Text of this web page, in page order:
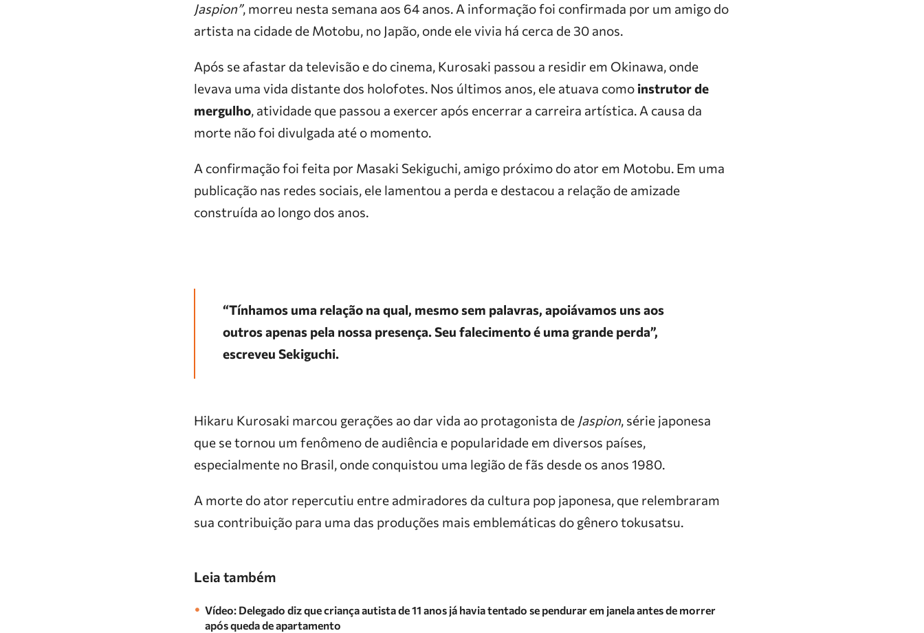
Jaspion”, morreu nesta semana aos 64 anos. A informação foi confirmada por um amigo do
artista na cidade de Motobu, no Japão, onde ele vivia há cerca de 30 anos.
Após se afastar da televisão e do cinema, Kurosaki passou a residir em Okinawa, onde
levava uma vida distante dos holofotes. Nos últimos anos, ele atuava como instrutor de
mergulho, atividade que passou a exercer após encerrar a carreira artística. A causa da
morte não foi divulgada até o momento.
A confirmação foi feita por Masaki Sekiguchi, amigo próximo do ator em Motobu. Em uma
publicação nas redes sociais, ele lamentou a perda e destacou a relação de amizade
construída ao longo dos anos.
“Tínhamos uma relação na qual, mesmo sem palavras, apoiávamos uns aos
outros apenas pela nossa presença. Seu falecimento é uma grande perda”,
escreveu Sekiguchi.
Hikaru Kurosaki marcou gerações ao dar vida ao protagonista de Jaspion, série japonesa
que se tornou um fenômeno de audiência e popularidade em diversos países,
especialmente no Brasil, onde conquistou uma legião de fãs desde os anos 1980.
A morte do ator repercutiu entre admiradores da cultura pop japonesa, que relembraram
sua contribuição para uma das produções mais emblemáticas do gênero tokusatsu.
Leia também
Vídeo: Delegado diz que criança autista de 11 anos já havia tentado se pendurar em janela antes de morrer
após queda de apartamento